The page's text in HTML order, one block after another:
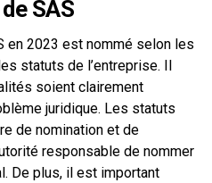
SAS
en 2023 est nommé selon les
statuts de l’entreprise. Il
soient clairement
juridique. Les statuts
de nomination et de
responsable de nommer
De plus, il est important